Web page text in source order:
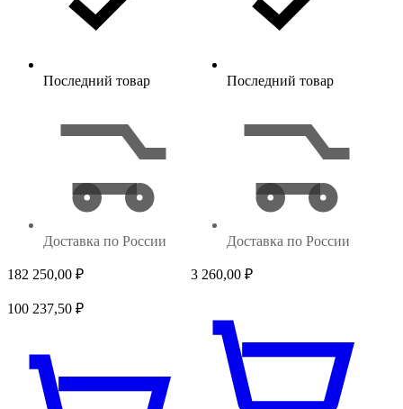
Последний товар
Доставка по России
182 250,00 ₽
100 237,50 ₽
Последний товар
Доставка по России
3 260,00 ₽